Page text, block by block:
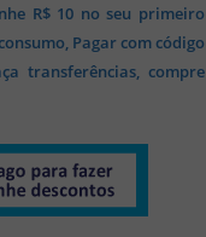
R$ 10 no seu primeiro
Pagar com código
transferências, compre